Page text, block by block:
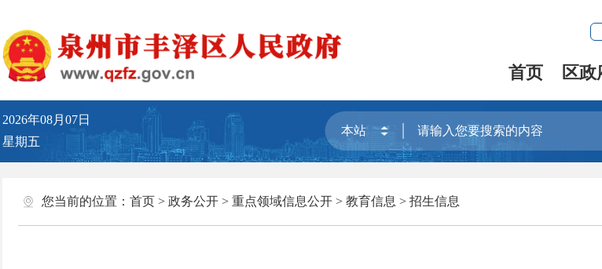
首页 区政
2026年08月07日
星期五
您当前的位置： 首页> 政务公开> 重点领域信息公开> 教育信息 > 招生信息